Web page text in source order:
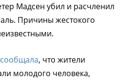
Мадсен убил и расчленил
Причины жестокого
сообщала, что жители
молодого человека,